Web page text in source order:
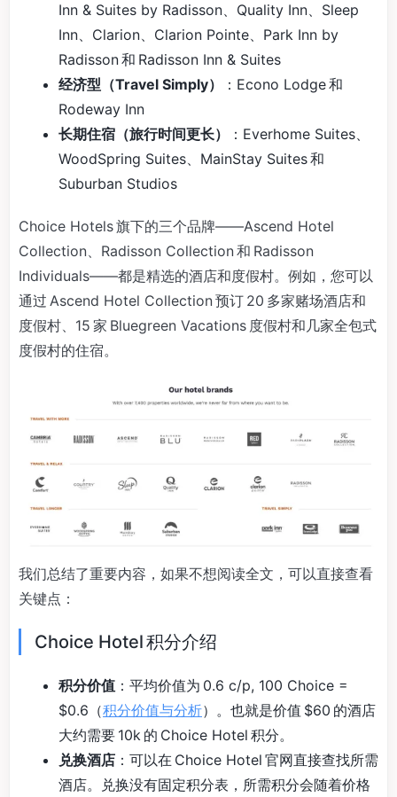
Inn & Suites by Radisson、Quality Inn、Sleep
Inn、Clarion、Clarion Pointe、Park Inn by
Radisson 和 Radisson Inn & Suites
经济型（Travel Simply）
：Econo Lodge 和
Rodeway Inn
长期住宿（旅行时间更长）
：Everhome Suites、
WoodSpring Suites、MainStay Suites 和
Suburban Studios
Choice Hotels 旗下的三个品牌——Ascend Hotel
Collection、Radisson Collection 和 Radisson
Individuals——都是精选的酒店和度假村。例如，您可以
通过 Ascend Hotel Collection 预订 20 多家赌场酒店和
度假村、15 家 Bluegreen Vacations 度假村和几家全包式
度假村的住宿。
我们总结了重要内容，如果不想阅读全文，可以直接查看
关键点：
Choice Hotel 积分介绍
积分价值 ：平均价值为 0.6 c/p, 100 Choice =
$0.6（积分价值与分析）。也就是价值 $60 的酒店
大约需要 10k 的 Choice Hotel 积分。
兑换酒店 ：可以在 Choice Hotel 官网直接查找所需
酒店。兑换没有固定积分表，所需积分会随着价格